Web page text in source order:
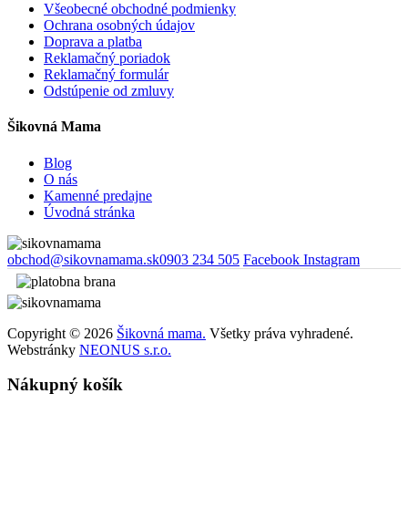
Všeobecné obchodné podmienky
Ochrana osobných údajov
Doprava a platba
Reklamačný poriadok
Reklamačný formulár
Odstúpenie od zmluvy
Šikovná Mama
Blog
O nás
Kamenné predajne
Úvodná stránka
obchod@sikovnamama.sk0903 234 505 Facebook Instagram
Copyright © 2026 Šikovná mama. Všetky práva vyhradené.
Webstránky NEONUS s.r.o.
Nákupný košík